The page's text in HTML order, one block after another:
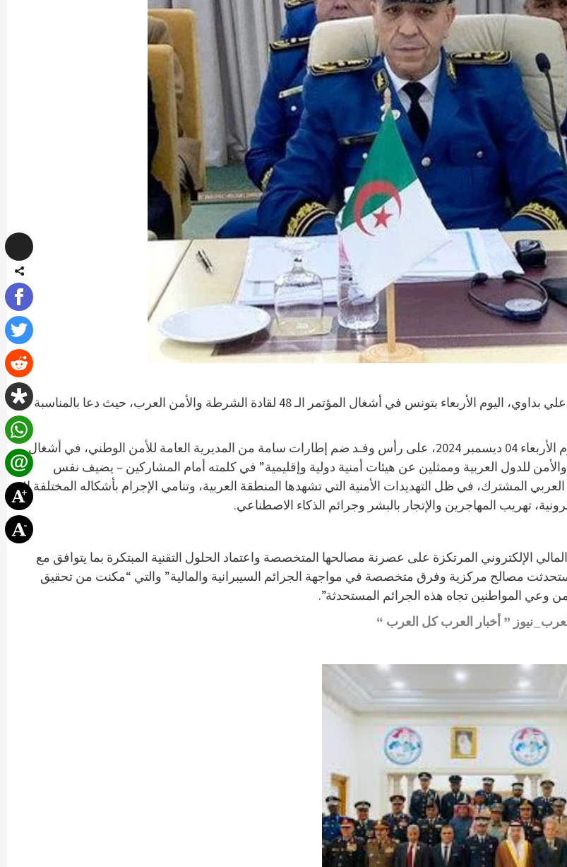
) د.دحمان الحدي – شارك المدير العام للأمن الجزائري علي بداوي، اليوم الأربعاء بتونس في أشغال المؤتمر الـ 48 لقادة الشرطة والأمن العرب، حيث دعا بالمناسبة
وجاء في بيان المديرية “شارك المدير العام للأمن الوطني علي بداوي، اليوم الأربعاء 04 ديسمبر 2024، على رأس وفـد ضم إطارات سامة من المديرية العامة للأمن الوطني، في أشغال
والأمن للدول العربية وممثلين عن هيئات أمنية دولية وإقليمية” في كلمته أمام المشاركين – يضيف نفس
المشترك، في ظل التهديدات الأمنية التي تشهدها المنطقة العربية، وتنامي الإجرام بأشكاله المختلفة لا
تهريب المهاجرين والإتجار بالبشر وجرائم الذكاء الاصطناعي.
الإلكتروني المرتكزة على عصرنة مصالحها المتخصصة واعتماد الحلول التقنية المبتكرة بما يتوافق مع
مصالح مركزية وفرق متخصصة في مواجهة الجرائم السيبرانية والمالية” والتي “مكنت من تحقيق
وعي المواطنين تجاه هذه الجرائم المستحدثة”.
” أخبار العرب كل العرب “